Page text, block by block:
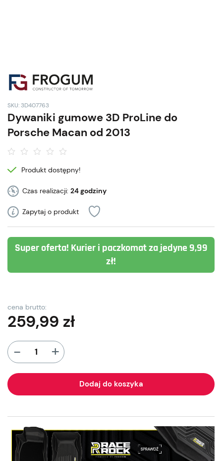
SKU: 3D407763
Dywaniki gumowe 3D ProLine do
Porsche Macan od 2013
Produkt dostępny!
Czas realizacji: 24 godziny
Zapytaj o produkt
Super oferta! Kurier i paczkomat za jedyne 9,99
zł!
cena brutto:
259,99 zł
- +
Dodaj do koszyka